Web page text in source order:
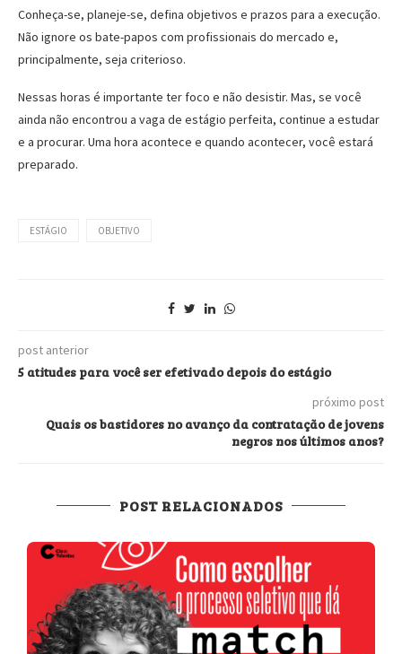
Conheça-se, planeje-se, defina objetivos e prazos para a execução.
Não ignore os bate-papos com profissionais do mercado e,
principalmente, seja criterioso.
Nessas horas é importante ter foco e não desistir. Mas, se você
ainda não encontrou a vaga de estágio perfeita, continue a estudar
e a procurar. Uma hora acontece e quando acontecer, você estará
preparado.
ESTÁGIO OBJETIVO
post anterior
5 atitudes para você ser efetivado depois do estágio
próximo post
Quais os bastidores no avanço da contratação de jovens
negros nos últimos anos?
POST RELACIONADOS